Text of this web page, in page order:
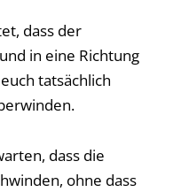
dass der
in eine Richtung
tatsächlich
dass die
ohne dass